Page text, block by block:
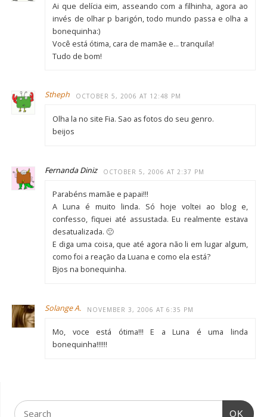
Ai que delícia eim, asseando com a filhinha, agora ao
invés de olhar p barigón, todo mundo passa e olha a
bonequinha:)
Você está ótima, cara de mamãe e… tranquila!
Tudo de bom!
Stheph OCTOBER 5, 2006 AT 12:48 PM
Olha la no site Fia. Sao as fotos do seu genro.
beijos
Fernanda Diniz OCTOBER 5, 2006 AT 2:37 PM
Parabéns mamãe e papai!!!
A Luna é muito linda. Só hoje voltei ao blog e,
confesso, fiquei até assustada. Eu realmente estava
desatualizada. 🙁
E diga uma coisa, que até agora não li em lugar algum,
como foi a reação da Luana e como ela está?
Bjos na bonequinha.
Solange A. NOVEMBER 3, 2006 AT 6:35 PM
Mo, voce está ótima!!! E a Luna é uma linda
bonequinha!!!!!!
OK